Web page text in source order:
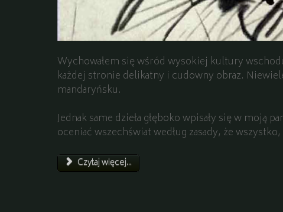
Wychowałem się wśród wysokiej kultury
każdej stronie delikatny i cudowny obraz.
mandaryńsku.
Jednak same dzieła głęboko wpisały się w
oceniać wszechświat według zasady, że
Czytaj więcej...